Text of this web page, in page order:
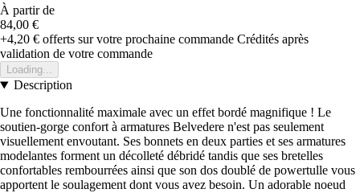
À partir de
84,00 €
+4,20 € offerts sur votre prochaine commande Crédités après
validation de votre commande
Loading...
Description
Une fonctionnalité maximale avec un effet bordé magnifique ! Le
soutien-gorge confort à armatures Belvedere n'est pas seulement
visuellement envoutant. Ses bonnets en deux parties et ses armatures
modelantes forment un décolleté débridé tandis que ses bretelles
confortables rembourrées ainsi que son dos doublé de powertulle vous
apportent le soulagement dont vous avez besoin. Un adorable noeud